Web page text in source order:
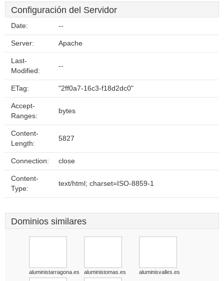
Configuración del Servidor
Date: --
Server: Apache
Last-
Modified:
--
ETag: "2ff0a7-16c3-f18d2dc0"
Accept-
Ranges:
bytes
Content-
Length:
5827
Connection: close
Content-
Type:
text/html; charset=ISO-8859-1
Dominios similares
aluministarragona.es aluministomas.es aluminisvalles.es